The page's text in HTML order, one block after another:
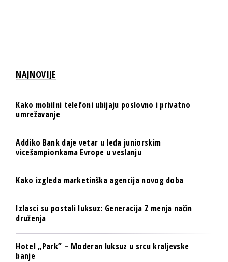
NAJNOVIJE
Kako mobilni telefoni ubijaju poslovno i privatno
umrežavanje
Addiko Bank daje vetar u leđa juniorskim
vicešampionkama Evrope u veslanju
Kako izgleda marketinška agencija novog doba
Izlasci su postali luksuz: Generacija Z menja način
druženja
Hotel „Park” – Moderan luksuz u srcu kraljevske
banje